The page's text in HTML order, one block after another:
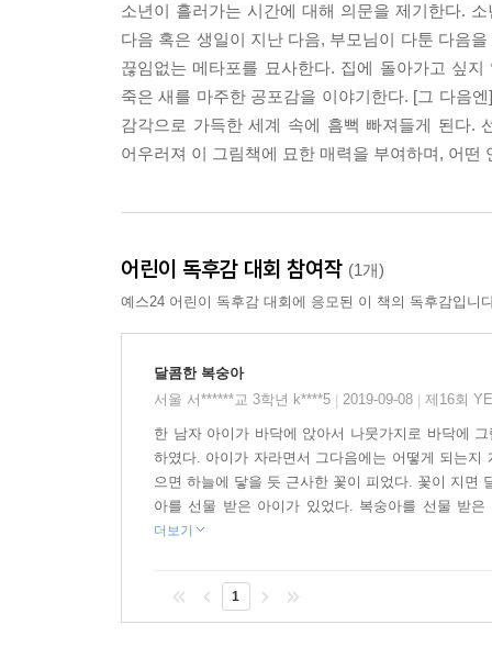
소년이 흘러가는 시간에 대해 의문을 제기한다.
다음 혹은 생일이 지난 다음, 부모님이 다툰 다음
끊임없는 메타포를 묘사한다. 집에 돌아가고 싶
죽은 새를 마주한 공포감을 이야기한다. [그 다음
감각으로 가득한 세계 속에 흠뻑 빠져들게 된다.
어우러져 이 그림책에 묘한 매력을 부여하며, 어
어린이 독후감 대회 참여작 (1개)
예스24 어린이 독후감 대회에 응모된 이 책의 독후감입니
달콤한 복숭아
서울 서******교 3학년 k****5
2019-09-08 제16회
한 남자 아이가 바닥에 앉아서 나뭇가지로 바닥에
하였다. 아이가 자라면서 그다음에는 어떻게 되는
으면 하늘에 닿을 듯 근사한 꽃이 피었다. 꽃이 지면
아를 선물 받은 아이가 있었다. 복숭아를 선물 받
더보기
1